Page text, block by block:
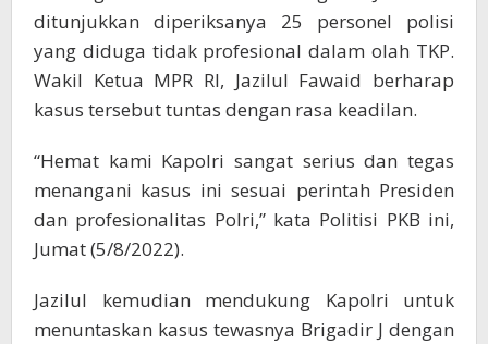
ditunjukkan diperiksanya 25 personel polisi
yang diduga tidak profesional dalam olah TKP.
Wakil Ketua MPR RI, Jazilul Fawaid berharap
kasus tersebut tuntas dengan rasa keadilan.
“Hemat kami Kapolri sangat serius dan tegas
menangani kasus ini sesuai perintah Presiden
dan profesionalitas Polri,” kata Politisi PKB ini,
Jumat (5/8/2022).
Jazilul kemudian mendukung Kapolri untuk
menuntaskan kasus tewasnya Brigadir J dengan